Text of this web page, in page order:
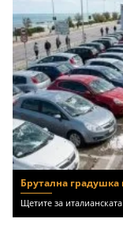
Брутална
Щетите за